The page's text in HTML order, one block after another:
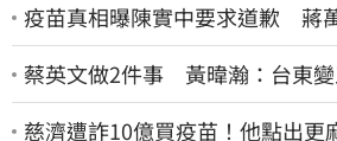
疫苗真相曝陳實中要求道歉 蔣
蔡英文做2件事 黃暐瀚：台東
慈濟遭詐10億買疫苗！他點出更